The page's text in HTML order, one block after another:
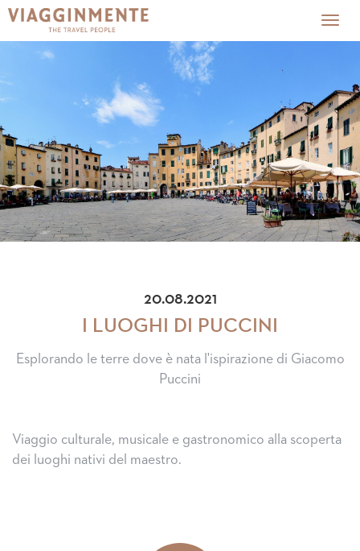
20.08.2021
I LUOGHI DI PUCCINI
Esplorando le terre dove è nata l'ispirazione di Giacomo
Puccini
Viaggio culturale, musicale e gastronomico alla scoperta
dei luoghi nativi del maestro.